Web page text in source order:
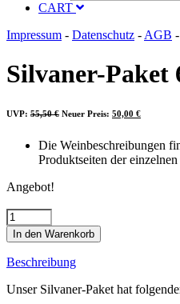
CART
Impressum - Datenschutz - AGB -
Silvaner-Paket
UVP: 55,50€ Ursprünglicher
55,50 €
Neuer Preis: 50,00 €Aktueller
50,00 €.
Die Weinbeschreibungen
Produktseiten der
Angebot!
Silvaner-
Paket
6
er
Menge
In den Warenkorb
Beschreibung
Unser Silvaner-Paket hat